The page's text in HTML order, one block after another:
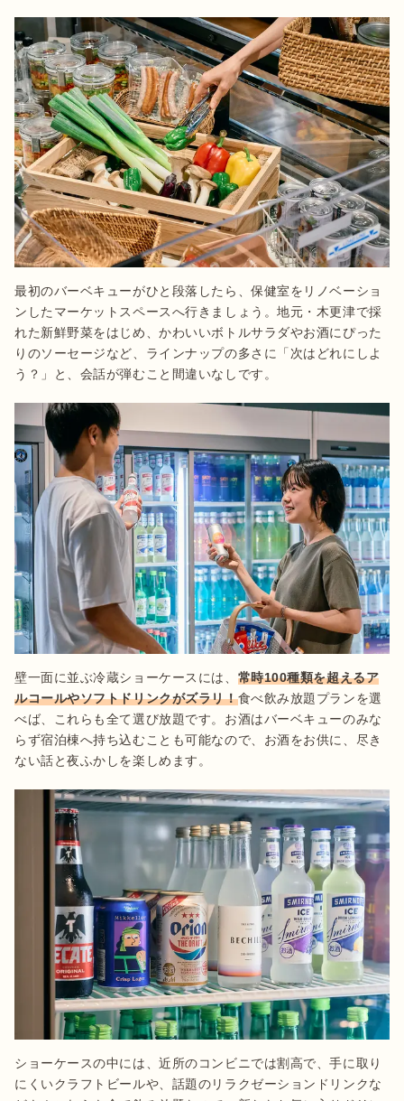
最初のバーベキューがひと段落したら、保健室をリノベーショ
ンしたマーケットスペースへ行きましょう。地元・木更津で採
れた新鮮野菜をはじめ、かわいいボトルサラダやお酒にぴった
りのソーセージなど、ラインナップの多さに「次はどれにしよ
壁一面に並ぶ冷蔵ショーケースには、 常時100種類を超えるア
ルコールやソフトドリンクがズラリ！食べ飲み放題プランを選
べば、これらも全て選び放題です。お酒はバーベキューのみな
らず宿泊棟へ持ち込むことも可能なので、お酒をお供に、尽き
ショーケースの中には、近所のコンビニでは割高で、手に取り
にくいクラフトビールや、話題のリラクゼーションドリンクな